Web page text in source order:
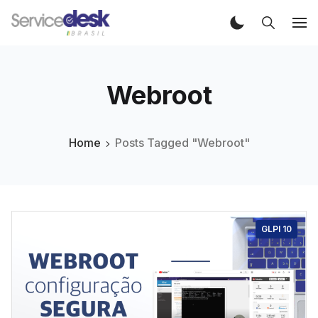
Webroot
Home Posts Tagged "Webroot"
GLPI 10